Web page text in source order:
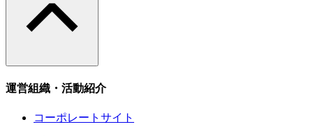
運営組織・活動紹介
コーポレートサイト